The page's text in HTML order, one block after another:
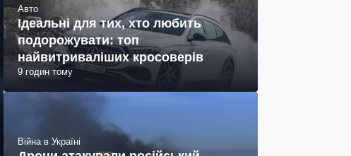
Авто
Ідеальні для тих, хто любить
подорожувати: топ
найвитриваліших кросоверів
9 годин тому
Війна в Україні